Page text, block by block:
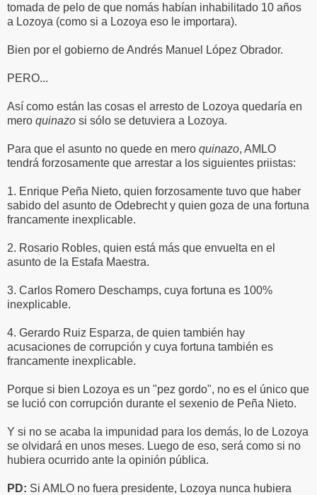
tomada de pelo de que nomás habían inhabilitado 10 años
a Lozoya (como si a Lozoya eso le importara).
Bien por el gobierno de Andrés Manuel López Obrador.
PERO...
Así como están las cosas el arresto de Lozoya quedaría en
mero quinazo si sólo se detuviera a Lozoya.
Para que el asunto no quede en mero quinazo, AMLO
tendrá forzosamente que arrestar a los siguientes priistas:
1. Enrique Peña Nieto, quien forzosamente tuvo que haber
sabido del asunto de Odebrecht y quien goza de una fortuna
francamente inexplicable.
2. Rosario Robles, quien está más que envuelta en el
asunto de la Estafa Maestra.
3. Carlos Romero Deschamps, cuya fortuna es 100%
inexplicable.
4. Gerardo Ruiz Esparza, de quien también hay
acusaciones de corrupción y cuya fortuna también es
francamente inexplicable.
Porque si bien Lozoya es un "pez gordo", no es el único que
se lució con corrupción durante el sexenio de Peña Nieto.
Y si no se acaba la impunidad para los demás, lo de Lozoya
se olvidará en unos meses. Luego de eso, será como si no
hubiera ocurrido ante la opinión pública.
PD: Si AMLO no fuera presidente, Lozoya nunca hubiera